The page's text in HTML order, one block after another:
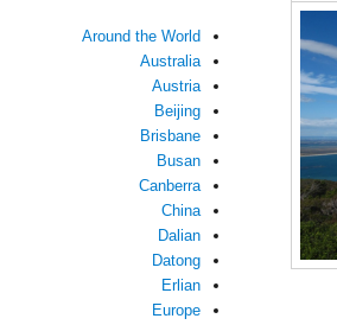
Around the World
Australia
Austria
Beijing
Brisbane
Busan
Canberra
China
Dalian
Datong
Erlian
Europe